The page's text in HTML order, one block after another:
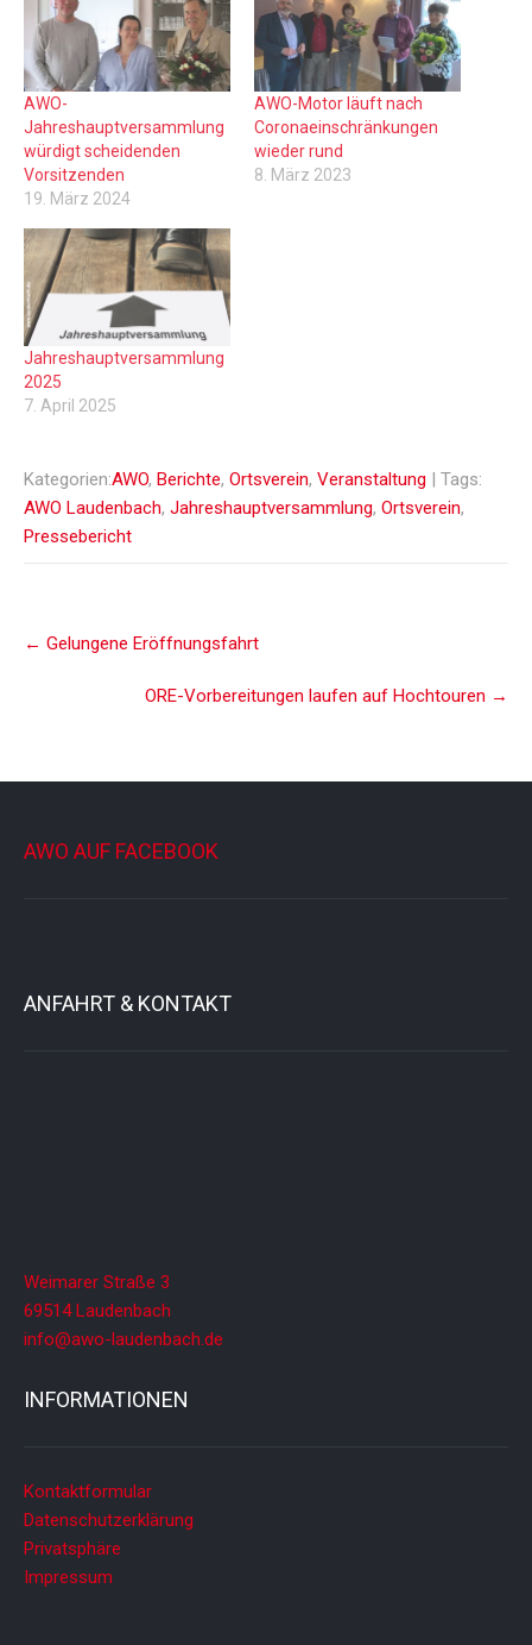
AWO-
Jahreshauptversammlung
würdigt scheidenden
Vorsitzenden
19. März 2024
AWO-Motor läuft nach
Coronaeinschränkungen
wieder rund
8. März 2023
Jahreshauptversammlung
2025
7. April 2025
Kategorien:AWO, Berichte, Ortsverein, Veranstaltung | Tags:
AWO Laudenbach, Jahreshauptversammlung, Ortsverein,
Pressebericht
Post
navigation
← Gelungene Eröffnungsfahrt
ORE-Vorbereitungen laufen auf Hochtouren →
AWO AUF FACEBOOK
ANFAHRT & KONTAKT
Weimarer Straße 3
69514 Laudenbach
info@awo-laudenbach.de
INFORMATIONEN
Kontaktformular
Datenschutzerklärung
Privatsphäre
Impressum